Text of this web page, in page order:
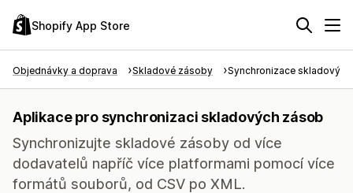
Shopify App Store
Objednávky a doprava Skladové zásoby Synchronizace
Aplikace pro synchronizaci skladových zásob
Synchronizujte skladové zásoby od více
dodavatelů napříč více platformami pomocí více
formátů souborů, od CSV po XML.